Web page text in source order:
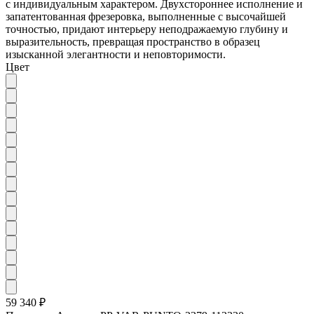
с индивидуальным характером. Двухстороннее исполнение и
запатентованная фрезеровка, выполненные с высочайшей
точностью, придают интерьеру неподражаемую глубину и
выразительность, превращая пространство в образец
изысканной элегантности и неповторимости.
Цвет
59 340 ₽